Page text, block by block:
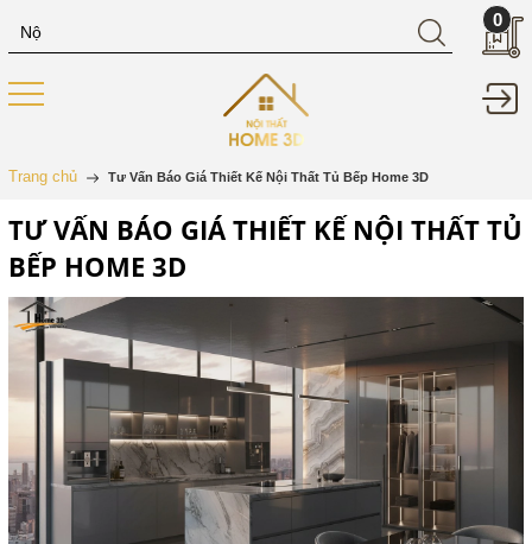
0
Trang chủ Tư Vấn Báo Giá Thiết Kế Nội Thất Tủ Bếp Home 3D
TƯ VẤN BÁO GIÁ THIẾT KẾ NỘI THẤT TỦ
BẾP HOME 3D